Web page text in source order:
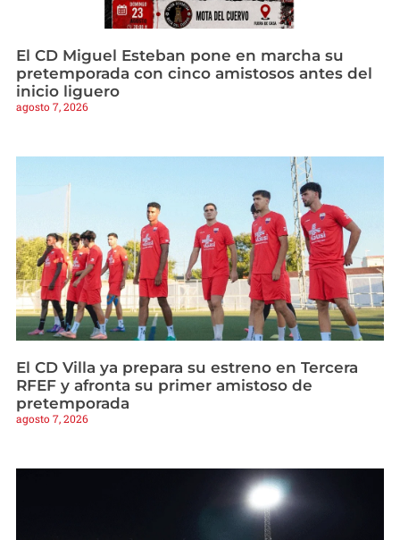
El CD Miguel Esteban pone en marcha su
pretemporada con cinco amistosos antes del
inicio liguero
agosto 7, 2026
El CD Villa ya prepara su estreno en Tercera
RFEF y afronta su primer amistoso de
pretemporada
agosto 7, 2026